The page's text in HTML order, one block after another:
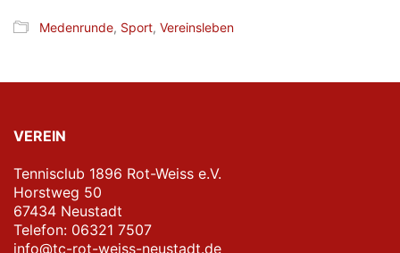
Medenrunde, Sport, Vereinsleben
VEREIN
Tennisclub 1896 Rot-Weiss e.V.
Horstweg 50
67434 Neustadt
Telefon: 06321 7507
info@tc-rot-weiss-neustadt.de